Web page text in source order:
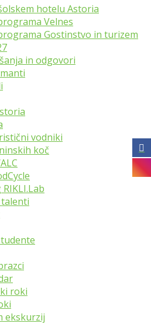
hotelu Astoria
Velnes
Gostinstvo in turizem
in odgovori
vodniki
koč
roki
ekskurzij